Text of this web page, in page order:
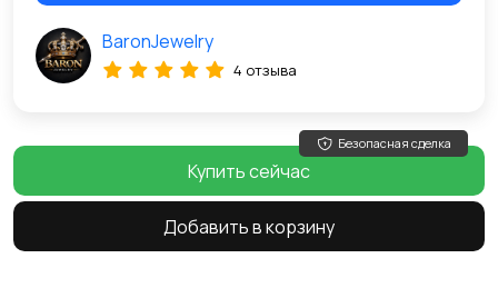
BaronJewelry
4 отзыва
Безопасная сделка
Купить сейчас
Добавить в корзину